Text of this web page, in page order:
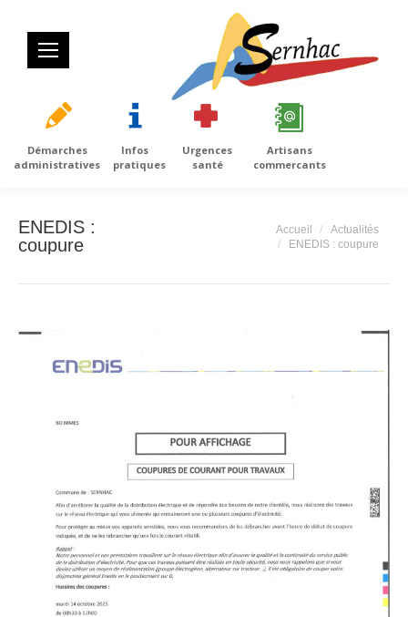
Démarches
administratives
Infos
pratiques
Urgences
santé
Artisans
commercants
ENEDIS :
coupure
Accueil
Actualités
ENEDIS : coupure